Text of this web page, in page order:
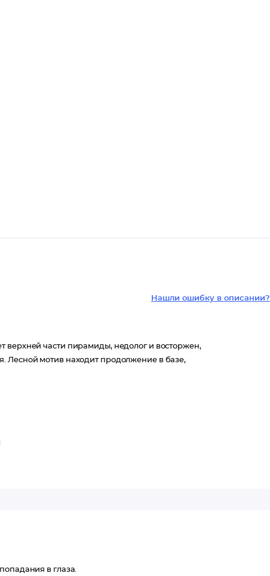
Нашли ошибку в описании?
верхней части пирамиды, недолог и восторжен,
Лесной мотив находит продолжение в базе,
в глаза.